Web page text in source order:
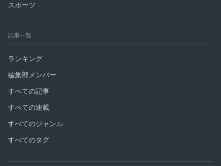
スポーツ
記事一覧
ランキング
編集部メンバー
すべての記事
すべての連載
すべてのジャンル
すべてのタグ